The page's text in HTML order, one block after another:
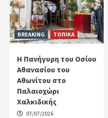
BREAKING ΤΟΠΙΚΑ
Η Πανήγυρη του Οσίου
Αθανασίου του
Αθωνίτου στο
Παλαιοχώρι
Χαλκιδικής
07/07/2026